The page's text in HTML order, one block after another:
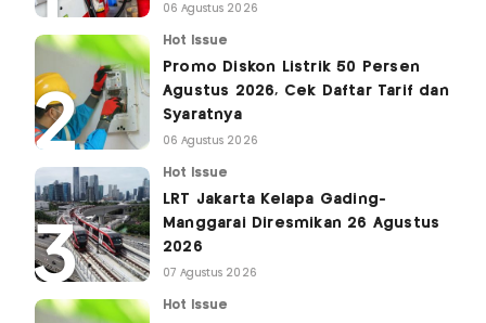
06 Agustus 2026
Hot Issue
Promo Diskon Listrik 50 Persen
Agustus 2026, Cek Daftar Tarif dan
Syaratnya
06 Agustus 2026
Hot Issue
LRT Jakarta Kelapa Gading-
Manggarai Diresmikan 26 Agustus
2026
07 Agustus 2026
Hot Issue